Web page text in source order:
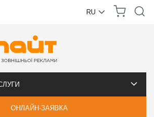
RU
ОНЛАЙН-ЗАЯВКА